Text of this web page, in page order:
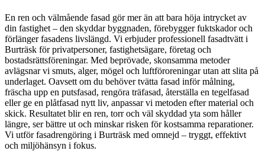
En ren och välmående fasad gör mer än att bara höja intrycket av
din fastighet – den skyddar byggnaden, förebygger fuktskador och
förlänger fasadens livslängd. Vi erbjuder professionell fasadtvätt i
Burträsk för privatpersoner, fastighetsägare, företag och
bostadsrättsföreningar. Med beprövade, skonsamma metoder
avlägsnar vi smuts, alger, mögel och luftföroreningar utan att slita på
underlaget. Oavsett om du behöver tvätta fasad inför målning,
fräscha upp en putsfasad, rengöra träfasad, återställa en tegelfasad
eller ge en plåtfasad nytt liv, anpassar vi metoden efter material och
skick. Resultatet blir en ren, torr och väl skyddad yta som håller
längre, ser bättre ut och minskar risken för kostsamma reparationer.
Vi utför fasadrengöring i Burträsk med omnejd – tryggt, effektivt
och miljöhänsyn i fokus.